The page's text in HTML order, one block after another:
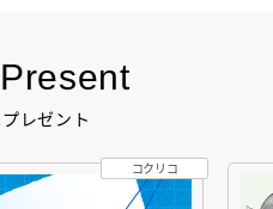
レゼント
コクリコ